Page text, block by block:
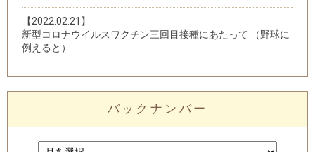
【2022.02.21】
新型コロナウイルスワクチン三回目接種にあたって （野球に
例えると）
バックナンバー